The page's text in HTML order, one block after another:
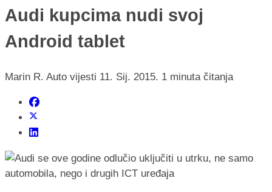
Audi kupcima nudi svoj
Android tablet
Marin R. Auto vijesti 11. Sij. 2015. 1 minuta čitanja